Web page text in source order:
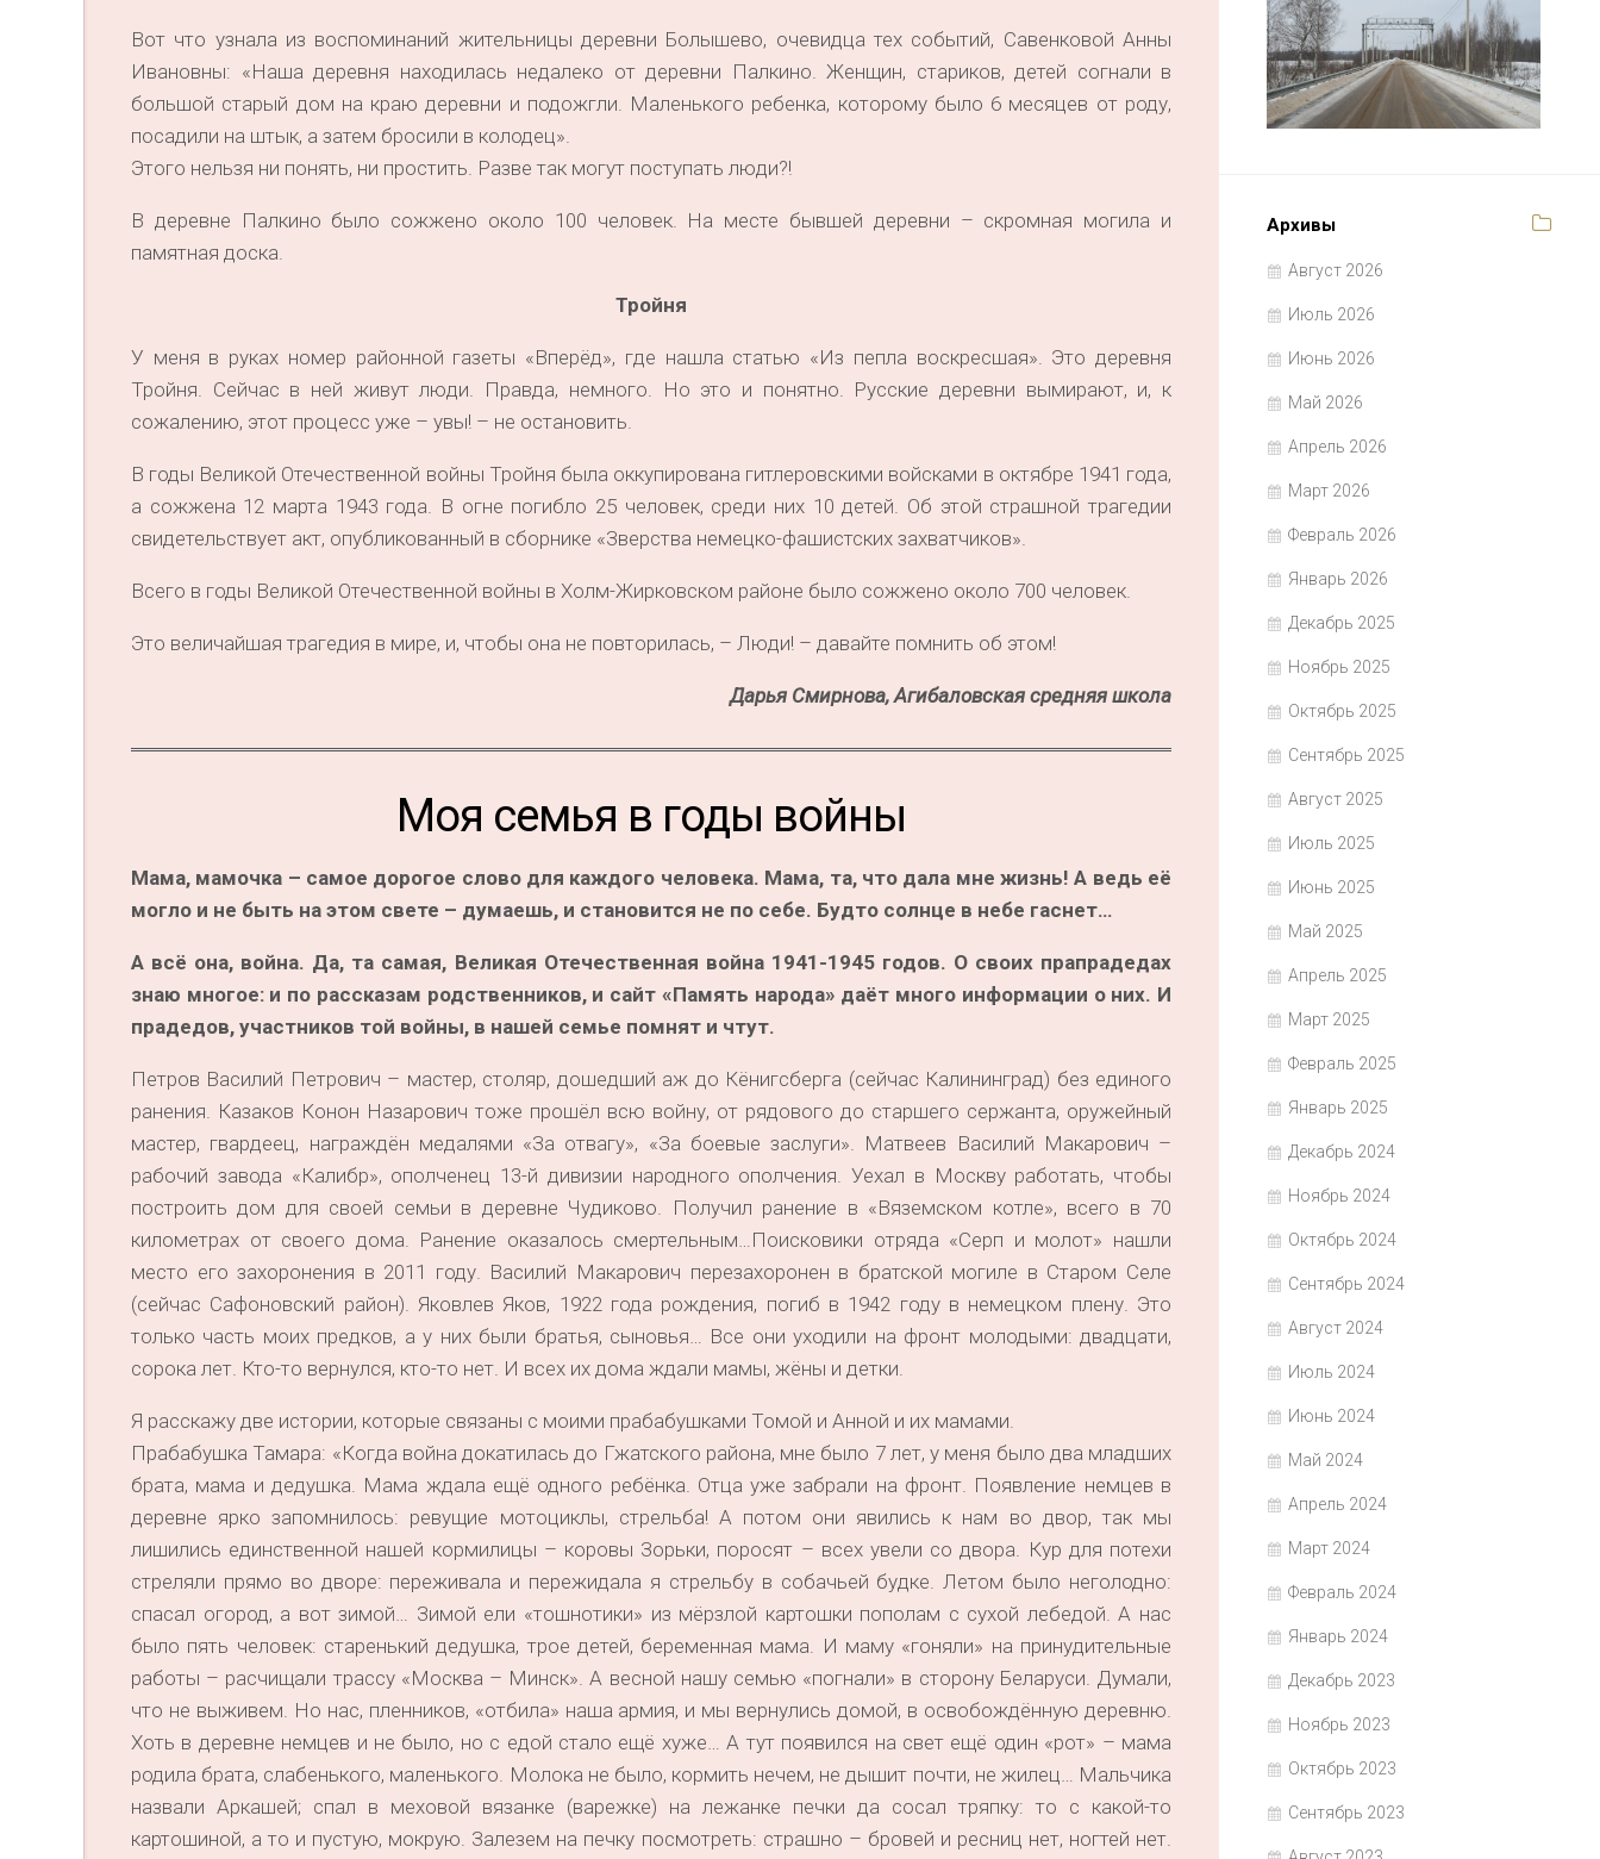
Вот что узнала из воспоминаний жительницы деревни Болышево, очевидца тех событий, Савенковой Анны
Ивановны: «Наша деревня находилась недалеко от деревни Палкино. Женщин, стариков, детей согнали в
большой старый дом на краю деревни и подожгли. Маленького ребенка, которому было 6 месяцев от роду,
посадили на штык, а затем бросили в колодец».
Этого нельзя ни понять, ни простить. Разве так могут поступать люди?!
В деревне Палкино было сожжено около 100 человек. На месте бывшей деревни – скромная могила и
памятная доска.
Тройня
У меня в руках номер районной газеты «Вперёд», где нашла статью «Из пепла воскресшая». Это деревня
Тройня. Сейчас в ней живут люди. Правда, немного. Но это и понятно. Русские деревни вымирают, и, к
сожалению, этот процесс уже – увы! – не остановить.
В годы Великой Отечественной войны Тройня была оккупирована гитлеровскими войсками в октябре 1941 года,
а сожжена 12 марта 1943 года. В огне погибло 25 человек, среди них 10 детей. Об этой страшной трагедии
свидетельствует акт, опубликованный в сборнике «Зверства немецко-фашистских захватчиков».
Всего в годы Великой Отечественной войны в Холм-Жирковском районе было сожжено около 700 человек.
Это величайшая трагедия в мире, и, чтобы она не повторилась, – Люди! – давайте помнить об этом!
Дарья Смирнова, Агибаловская средняя школа
Моя семья в годы войны
Мама, мамочка – самое дорогое слово для каждого человека. Мама, та, что дала мне жизнь! А ведь её
могло и не быть на этом свете – думаешь, и становится не по себе. Будто солнце в небе гаснет…
А всё она, война. Да, та самая, Великая Отечественная война 1941-1945 годов. О своих прапрадедах
знаю многое: и по рассказам родственников, и сайт «Память народа» даёт много информации о них. И
прадедов, участников той войны, в нашей семье помнят и чтут.
Петров Василий Петрович – мастер, столяр, дошедший аж до Кёнигсберга (сейчас Калининград) без единого
ранения. Казаков Конон Назарович тоже прошёл всю войну, от рядового до старшего сержанта, оружейный
мастер, гвардеец, награждён медалями «За отвагу», «За боевые заслуги». Матвеев Василий Макарович –
рабочий завода «Калибр», ополченец 13-й дивизии народного ополчения. Уехал в Москву работать, чтобы
построить дом для своей семьи в деревне Чудиково. Получил ранение в «Вяземском котле», всего в 70
километрах от своего дома. Ранение оказалось смертельным…Поисковики отряда «Серп и молот» нашли
место его захоронения в 2011 году. Василий Макарович перезахоронен в братской могиле в Старом Селе
(сейчас Сафоновский район). Яковлев Яков, 1922 года рождения, погиб в 1942 году в немецком плену. Это
только часть моих предков, а у них были братья, сыновья… Все они уходили на фронт молодыми: двадцати,
сорока лет. Кто-то вернулся, кто-то нет. И всех их дома ждали мамы, жёны и детки.
Я расскажу две истории, которые связаны с моими прабабушками Томой и Анной и их мамами.
Прабабушка Тамара: «Когда война докатилась до Гжатского района, мне было 7 лет, у меня было два младших
брата, мама и дедушка. Мама ждала ещё одного ребёнка. Отца уже забрали на фронт. Появление немцев в
деревне ярко запомнилось: ревущие мотоциклы, стрельба! А потом они явились к нам во двор, так мы
лишились единственной нашей кормилицы – коровы Зорьки, поросят – всех увели со двора. Кур для потехи
стреляли прямо во дворе: переживала и пережидала я стрельбу в собачьей будке. Летом было неголодно:
спасал огород, а вот зимой… Зимой ели «тошнотики» из мёрзлой картошки пополам с сухой лебедой. А нас
было пять человек: старенький дедушка, трое детей, беременная мама. И маму «гоняли» на принудительные
работы – расчищали трассу «Москва – Минск». А весной нашу семью «погнали» в сторону Беларуси. Думали,
что не выживем. Но нас, пленников, «отбила» наша армия, и мы вернулись домой, в освобождённую деревню.
Хоть в деревне немцев и не было, но с едой стало ещё хуже… А тут появился на свет ещё один «рот» – мама
родила брата, слабенького, маленького. Молока не было, кормить нечем, не дышит почти, не жилец… Мальчика
назвали Аркашей; спал в меховой вязанке (варежке) на лежанке печки да сосал тряпку: то с какой-то
картошиной, а то и пустую, мокрую. Залезем на печку посмотреть: страшно – бровей и ресниц нет, ногтей нет.
Архивы
Август 2026
Июль 2026
Июнь 2026
Май 2026
Апрель 2026
Март 2026
Февраль 2026
Январь 2026
Декабрь 2025
Ноябрь 2025
Октябрь 2025
Сентябрь 2025
Август 2025
Июль 2025
Июнь 2025
Май 2025
Апрель 2025
Март 2025
Февраль 2025
Январь 2025
Декабрь 2024
Ноябрь 2024
Октябрь 2024
Сентябрь 2024
Август 2024
Июль 2024
Июнь 2024
Май 2024
Апрель 2024
Март 2024
Февраль 2024
Январь 2024
Декабрь 2023
Ноябрь 2023
Октябрь 2023
Сентябрь 2023